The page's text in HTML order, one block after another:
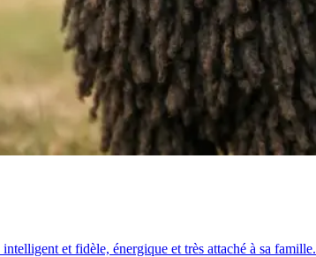
et fidèle, énergique et très attaché à sa famille.